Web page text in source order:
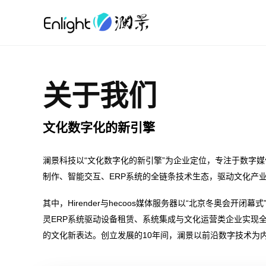
关于我们
文化数字化的新引擎
澜景科技以“文化数字化的新引擎”为企业定位，专注于数字
制作、智能交互、ERP系统的全链条技术生态，驱动文化产
其中，Hirender与hecoos媒体服务器以“北京冬奥会开闭幕
灵ERP系统驱动设备租赁、系统集成与文化运营类企业实
的文化新表达。创立发展的10年间，澜景以前沿数字技术